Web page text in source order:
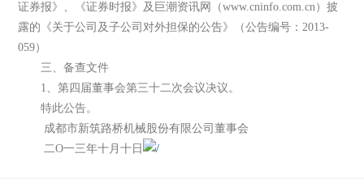
证券报》、《证券时报》及巨潮资讯网（www.cninfo.com.cn）披
露的《关于公司及子公司对外担保的公告》（公告编号：2013-
059）
三、备查文件
1、第四届董事会第三十二次会议决议。
特此公告。
成都市新筑路桥机械股份有限公司董事会
二O一三年十月十日